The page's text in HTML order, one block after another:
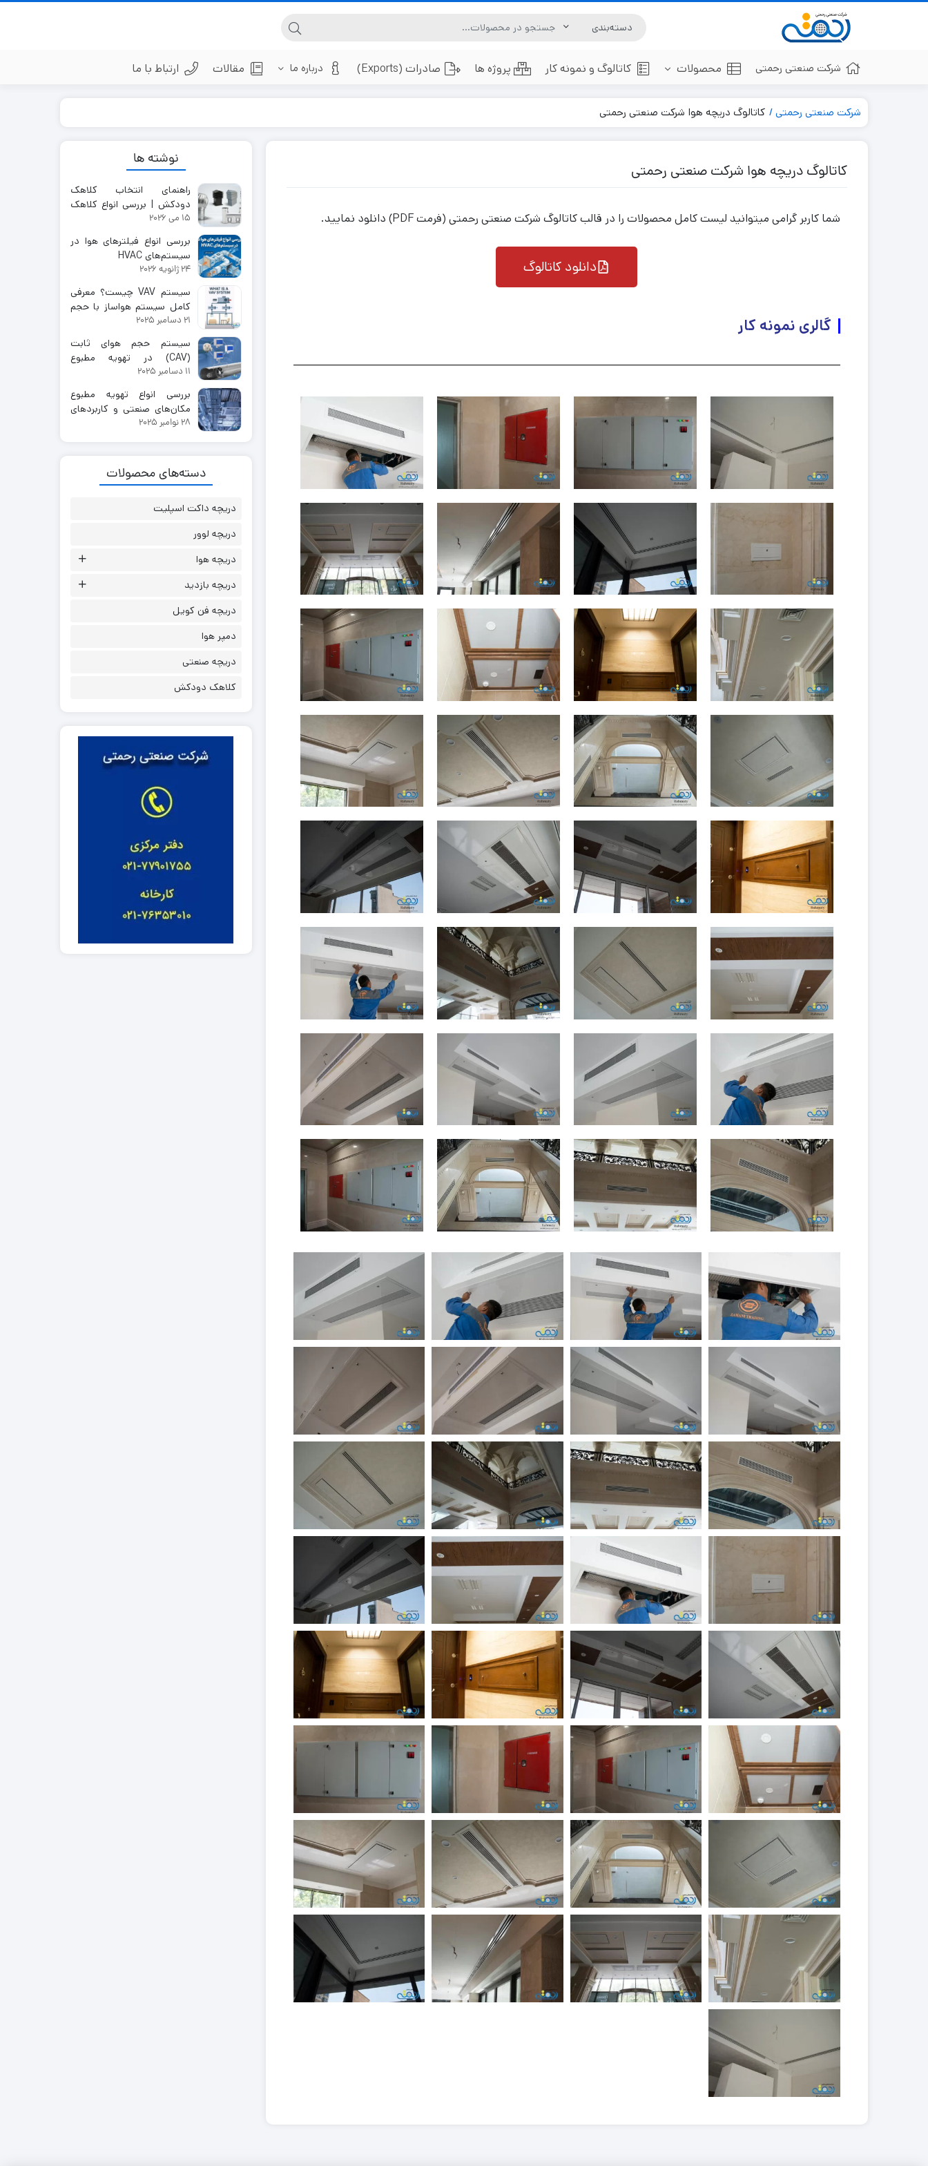
شرکت صنعتی رحمتی محصولات
دریچه سقفی چهارگوش
دریچه هوا گرد
دریچه خطی
دریچه هوای رفت
دریچه بیمارستانی
دریچه بازدید آلومینیومی
دریچه صنعتی
کلاهک دودکش شومینه هیزمی
کلاهک دودکش اچ
کاتالوگ و نمونه کار پروژه ها صادرات (Exports) درباره ما مقالات ارتباط با ما
شرکت صنعتی رحمتی کاتالوگ دریچه هوا شرکت صنعتی رحمتی
کاتالوگ دریچه هوا شرکت صنعتی رحمتی
شما کاربر گرامی میتوانید لیست کامل محصولات را در قالب کاتالوگ شرکت صنعتی رحمتی (فرمت PDF) دانلود نمایید.
دانلود کاتالوگ
گالری نمونه کار
نوشته ها
راهنمای انتخاب کلاهک
دودکش | بررسی انواع کلاهک
دودکش و کاربردها
15 می 2026
بررسی انواع فیلترهای هوا در
سیستم‌های HVAC
24 ژانویه 2026
سیستم VAV چیست؟ معرفی
کامل سیستم هواساز با حجم
متغیر
21 دسامبر 2025
سیستم حجم‌ هوای‌ ثابت
(CAV) در تهویه مطبوع
ساختمان
11 دسامبر 2025
بررسی انواع تهویه مطبوع
مکان‌های صنعتی و کاربردهای
آن
28 نوامبر 2025
دسته‌های محصولات
دریچه داکت اسپلیت
دریچه لوور
دریچه هوا
دریچه بازدید
دریچه فن کویل
دمپر هوا
دریچه صنعتی
کلاهک دودکش